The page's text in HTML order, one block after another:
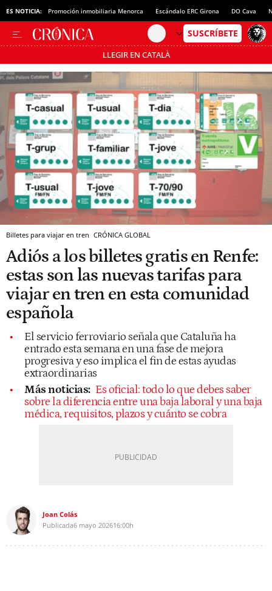
ES NOTICIA: Promoción inmobiliaria Menorca Escándalo ERC Girona DO Cava
LLEGIR EN CATALÀ
Pásate al MODO AHORRO
Billetes para viajar en tren CRÓNICA GLOBAL
Adiós a los billetes gratis en Renfe:
estas son las nuevas tarifas para
viajar en tren en esta comunidad
española
El servicio ferroviario señala que Cataluña ha
entrado esta semana en una fase de mejora
progresiva y eso implica el fin de estas ayudas
extraordinarias
Más noticias: Es oficial: todo lo que debes saber
sobre la diferencia entre una baja laboral y una baja
médica, requisitos, plazos y cuánto se cobra
Joan Colás
Publicada6 mayo 202616:00h